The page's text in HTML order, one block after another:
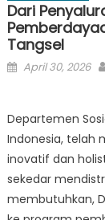
Dari
Tangsel
Posted
April 30, 2026
Departemen
Indonesia, telah
inovatif dan
sekedar
membutuhkan,